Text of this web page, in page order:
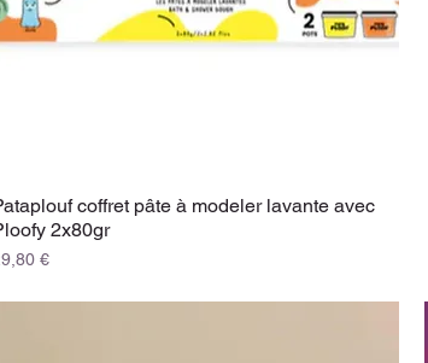
coffret pâte à modeler lavante avec
2x80gr
€